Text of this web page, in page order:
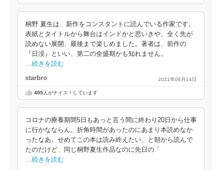
桐野 夏生は、新作をコンスタントに読んでいる作家です。
表紙とタイトルから舞台はインドかと思いきや、全く先が
読めない展開、最後まで楽しめました。著者は、前作の
『日没』といい、第二の全盛期かも知れません。
…続きを読む
starbro 2021年06月14日
405人がナイス！しています
コロナの療養期間5日もあっと言う間に終わり20日から仕事
に行かなならん。折角時間があったのにあまり本読めなか
ったなあ。せめてこの本は読み終えたい、と朝から読んで
たのだけど、同じ桐野夏生作品なのに先日の「
…続きを読む